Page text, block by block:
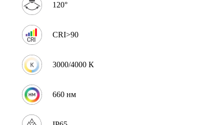
120°
CRI>90
3000/4000 К
660 нм